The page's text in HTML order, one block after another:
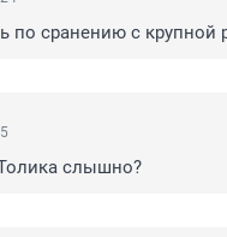
по сранению с крупной
слышно?